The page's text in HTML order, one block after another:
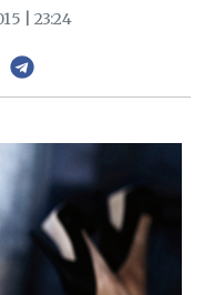
| 23:24